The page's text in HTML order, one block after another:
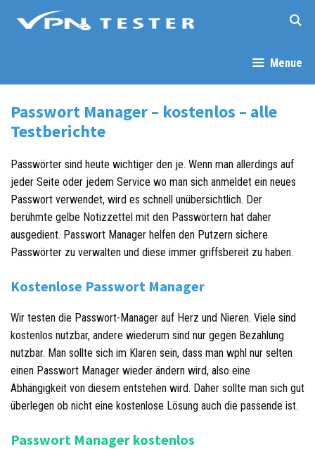
Menue
Passwort Manager – kostenlos – alle
Testberichte
Passwörter sind heute wichtiger den je. Wenn man allerdings auf
jeder Seite oder jedem Service wo man sich anmeldet ein neues
Passwort verwendet, wird es schnell unübersichtlich. Der
berühmte gelbe Notizzettel mit den Passwörtern hat daher
ausgedient. Passwort Manager helfen den Putzern sichere
Passwörter zu verwalten und diese immer griffsbereit zu haben.
Kostenlose Passwort Manager
Wir testen die Passwort-Manager auf Herz und Nieren. Viele sind
kostenlos nutzbar, andere wiederum sind nur gegen Bezahlung
nutzbar. Man sollte sich im Klaren sein, dass man wphl nur selten
einen Passwort Manager wieder ändern wird, also eine
Abhängigkeit von diesem entstehen wird. Daher sollte man sich gut
überlegen ob nicht eine kostenlose Lösung auch die passende ist.
Passwort Manager kostenlos